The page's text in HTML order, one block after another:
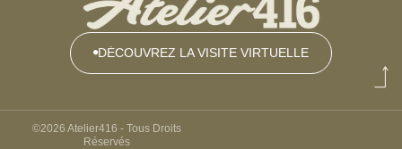
DÉCOUVREZ LA VISITE VIRTUELLE
©2026 Atelier416 - Tous Droits
Réservés